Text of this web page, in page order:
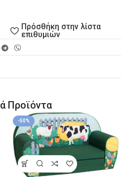
Πρόσθήκη στην λίστα
επιθυμιών
Προϊόντα
-50%